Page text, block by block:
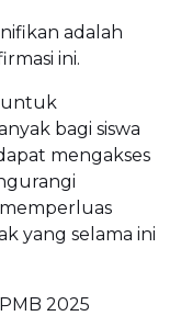
adalah
ini.
untuk
bagi siswa
mengakses
memperluas
yang selama ini
2025